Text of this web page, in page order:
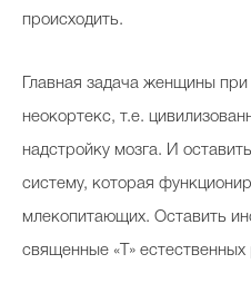
происходить.
Главная задача женщины
неокортекс, т.е.
надстройку мозга. И
систему, которая
млекопитающих. Оставить
священные «Т»